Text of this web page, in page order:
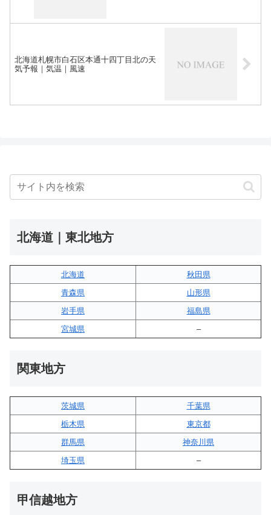
北海道札幌市白石区本通十四丁目北の天
気予報｜気温｜風速
北海道｜東北地方
北海道
秋田県
青森県
山形県
岩手県
福島県
宮城県
–
関東地方
茨城県
千葉県
栃木県
東京都
群馬県
神奈川県
埼玉県
–
甲信越地方